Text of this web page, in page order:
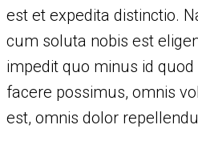
est et expedita distinctio.
cum soluta nobis est
impedit quo minus id
facere possimus, omnis
est, omnis dolor